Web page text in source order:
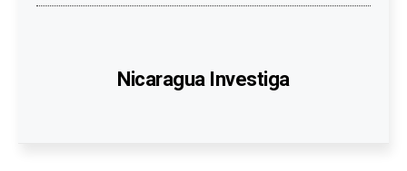
Nicaragua Investiga